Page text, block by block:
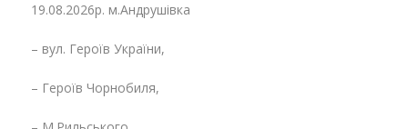
19.08.2026р. м.Андрушівка
– вул. Героїв України,
– Героїв Чорнобиля,